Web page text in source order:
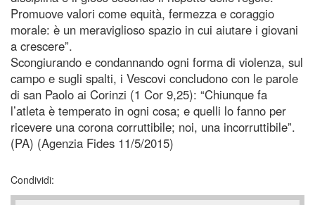
Promuove valori come equità, fermezza e coraggio
morale: è un meraviglioso spazio in cui aiutare i giovani
a crescere”.
Scongiurando e condannando ogni forma di violenza, sul
campo e sugli spalti, i Vescovi concludono con le parole
di san Paolo ai Corinzi (1 Cor 9,25): “Chiunque fa
l’atleta è temperato in ogni cosa; e quelli lo fanno per
ricevere una corona corruttibile; noi, una incorruttibile”.
(PA) (Agenzia Fides 11/5/2015)
Condividi: